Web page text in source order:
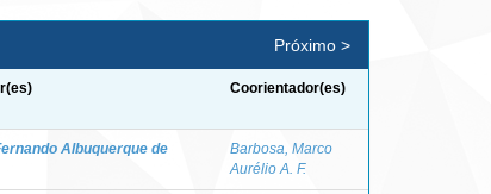
Próximo >
Coorientador(es)
Albuquerque de
Barbosa, Marco
Aurélio A. F.